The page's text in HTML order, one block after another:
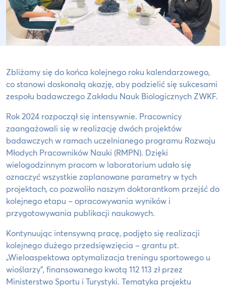
Zbliżamy się do końca kolejnego roku kalendarzowego,
co stanowi doskonałą okazję, aby podzielić się sukcesami
zespołu badawczego Zakładu Nauk Biologicznych ZWKF.
Rok 2024 rozpoczął się intensywnie. Pracownicy
zaangażowali się w realizację dwóch projektów
badawczych w ramach uczelnianego programu Rozwoju
Młodych Pracowników Nauki (RMPN). Dzięki
wielogodzinnym pracom w laboratorium udało się
oznaczyć wszystkie zaplanowane parametry w tych
projektach, co pozwoliło naszym doktorantkom przejść do
kolejnego etapu – opracowywania wyników i
przygotowywania publikacji naukowych.
Kontynuując intensywną pracę, podjęto się realizacji
kolejnego dużego przedsięwzięcia – grantu pt.
„Wieloaspektowa optymalizacja treningu sportowego u
wioślarzy”, finansowanego kwotą 112 113 zł przez
Ministerstwo Sportu i Turystyki. Tematyka projektu